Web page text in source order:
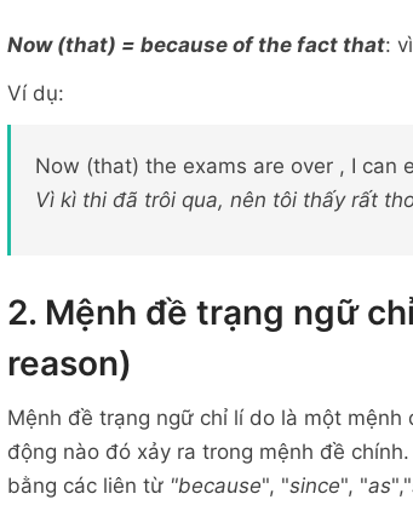
Now (that) = because of the fact that:
Ví dụ:
Now (that) the exams are over , I can
Vì kì thi đã trôi qua, nên tôi thấy rất
2. Mệnh đề trạng ngữ
reason)
Mệnh đề trạng ngữ chỉ lí do là một
động nào đó xảy ra trong mệnh đề
bằng các liên từ "because", "since", "as","